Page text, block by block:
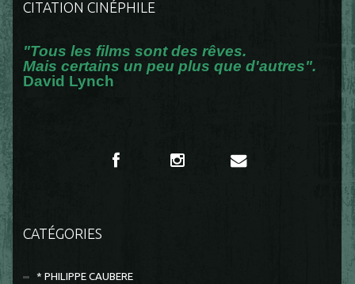
CITATION CINÉPHILE
"Tous les films sont des rêves.
Mais certains un peu plus que d'autres".
David Lynch
CATÉGORIES
* PHILIPPE CAUBERE